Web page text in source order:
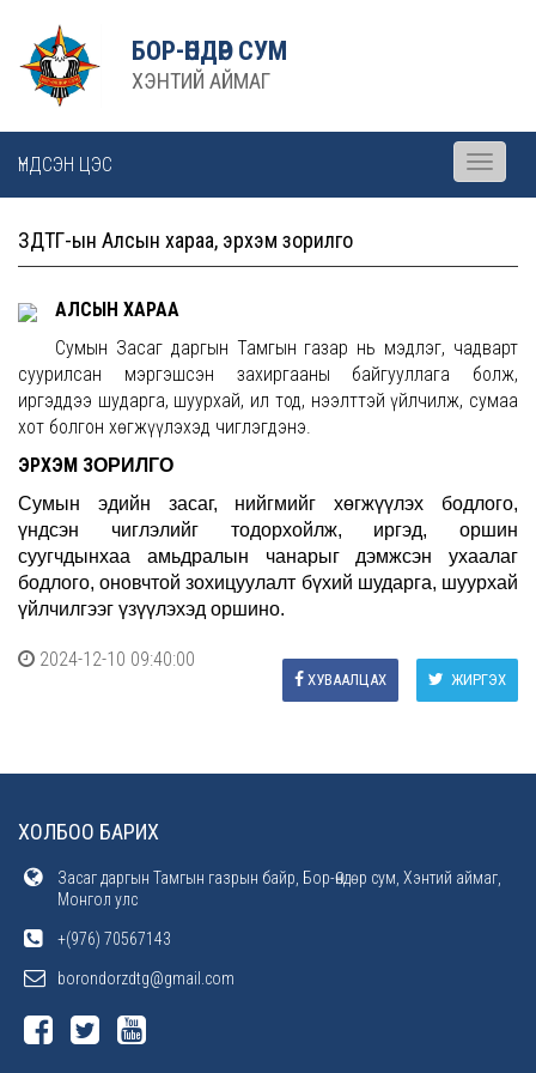
БОР-ӨНДӨР СУМ
ХЭНТИЙ АЙМАГ
ҮНДСЭН ЦЭС
Toggle
ЗДТГ-ын Алсын хараа, эрхэм зорилго
АЛСЫН ХАРАА
Сумын Засаг даргын Тамгын газар нь мэдлэг, чадварт
суурилсан мэргэшсэн захиргааны байгууллага болж,
иргэддээ шударга, шуурхай, ил тод, нээлттэй үйлчилж, сумаа
хот болгон хөгжүүлэхэд чиглэгдэнэ.
ЭРХЭМ ЗОРИЛГО
Сумын эдийн засаг, нийгмийг хөгжүүлэх бодлого,
үндсэн чиглэлийг тодорхойлж, иргэд, оршин
суугчдынхаа амьдралын чанарыг дэмжсэн ухаалаг
бодлого, оновчтой зохицуулалт бүхий шударга, шуурхай
үйлчилгээг үзүүлэхэд оршино.
2024-12-10 09:40:00
ЖИРГЭХ
ХУВААЛЦАХ
ХОЛБОО БАРИХ
Засаг даргын Тамгын газрын байр, Бор-Өндөр сум, Хэнтий аймаг,
Монгол улс
+(976) 70567143
borondorzdtg@gmail.com